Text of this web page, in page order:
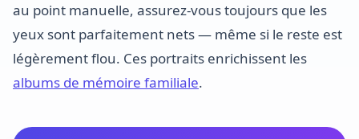
au point manuelle, assurez-vous toujours que les
yeux sont parfaitement nets — même si le reste est
légèrement flou. Ces portraits enrichissent les
albums de mémoire familiale.